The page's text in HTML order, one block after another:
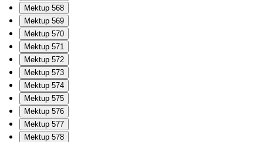
Mektup 568
Mektup 569
Mektup 570
Mektup 571
Mektup 572
Mektup 573
Mektup 574
Mektup 575
Mektup 576
Mektup 577
Mektup 578